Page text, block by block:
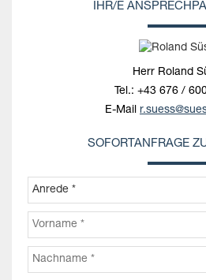
IHR/E
Herr Roland
Tel.: +43 676 /
E-Mail
SOFORTANFRAGE